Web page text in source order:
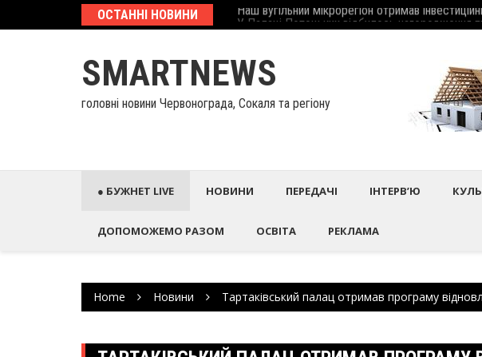
ОСТАННІ НОВИНИ У Палаці Потоцьких відбулось нагородження
SMARTNEWS
головні новини Червонограда, Сокаля та регіону
● БУЖНЕТ LIVE НОВИНИ ПЕРЕДАЧІ ІНТЕРВ’Ю
ДОПОМОЖЕМО РАЗОМ ОСВІТА РЕКЛАМА
Home Новини Тартаківський палац отримав програму